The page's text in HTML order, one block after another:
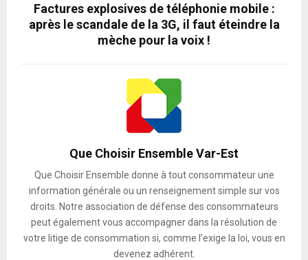
Factures explosives de téléphonie mobile :
après le scandale de la 3G, il faut éteindre la
mèche pour la voix !
Que Choisir Ensemble Var-Est
Que Choisir Ensemble donne à tout consommateur une
information générale ou un renseignement simple sur vos
droits. Notre association de défense des consommateurs
peut également vous accompagner dans la résolution de
votre litige de consommation si, comme l’exige la loi, vous en
devenez adhérent.